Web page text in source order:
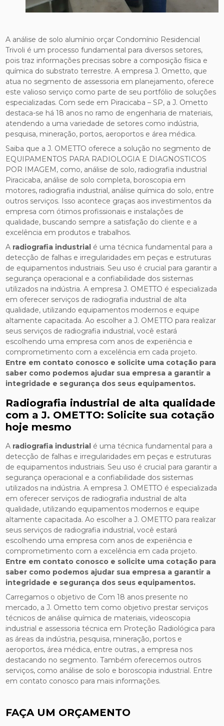
A análise de solo alumínio orçar Condomínio Residencial
Trivoli é um processo fundamental para diversos setores,
pois traz informações precisas sobre a composição física e
química do substrato terrestre. A empresa J. Ometto, que
atua no segmento de assessoria em planejamento, oferece
este valioso serviço como parte de seu portfólio de soluções
especializadas. Com sede em Piracicaba – SP, a J. Ometto
destaca-se há 18 anos no ramo de engenharia de materiais,
atendendo a uma variedade de setores como indústria,
pesquisa, mineração, portos, aeroportos e área médica.
Saiba que a J. OMETTO oferece a solução no segmento de
EQUIPAMENTOS PARA RADIOLOGIA E DIAGNOSTICOS
POR IMAGEM, como, análise de solo, radiografia industrial
Piracicaba, análise de solo completa, boroscopia em
motores, radiografia industrial, análise química do solo, entre
outros serviços. Isso acontece graças aos investimentos da
empresa com ótimos profissionais e instalações de
qualidade, buscando sempre a satisfação do cliente e a
excelência em produtos e trabalhos.
A radiografia industrial é uma técnica fundamental para a
detecção de falhas e irregularidades em peças e estruturas
de equipamentos industriais. Seu uso é crucial para garantir a
segurança operacional e a confiabilidade dos sistemas
utilizados na indústria. A empresa J. OMETTO é especializada
em oferecer serviços de radiografia industrial de alta
qualidade, utilizando equipamentos modernos e equipe
altamente capacitada. Ao escolher a J. OMETTO para realizar
seus serviços de radiografia industrial, você estará
escolhendo uma empresa com anos de experiência e
comprometimento com a excelência em cada projeto.
Entre em contato conosco e solicite uma cotação para
saber como podemos ajudar sua empresa a garantir a
integridade e segurança dos seus equipamentos.
Radiografia industrial de alta qualidade
com a J. OMETTO: Solicite sua cotação
hoje mesmo
A radiografia industrial é uma técnica fundamental para a
detecção de falhas e irregularidades em peças e estruturas
de equipamentos industriais. Seu uso é crucial para garantir a
segurança operacional e a confiabilidade dos sistemas
utilizados na indústria. A empresa J. OMETTO é especializada
em oferecer serviços de radiografia industrial de alta
qualidade, utilizando equipamentos modernos e equipe
altamente capacitada. Ao escolher a J. OMETTO para realizar
seus serviços de radiografia industrial, você estará
escolhendo uma empresa com anos de experiência e
comprometimento com a excelência em cada projeto.
Entre em contato conosco e solicite uma cotação para
saber como podemos ajudar sua empresa a garantir a
integridade e segurança dos seus equipamentos.
Carregamos o objetivo de Com 18 anos presente no
mercado, a J. Ometto tem como objetivo prestar serviços
técnicos de análise química de materiais, videoscopia
industrial e assessoria técnica em Proteção Radiológica para
as áreas da indústria, pesquisa, mineração, portos e
aeroportos, área médica, entre outras., a empresa nos
destacando no segmento. Também oferecemos outros
serviços, como análise de solo e boroscopia industrial. Entre
em contato conosco para mais informações.
FAÇA UM ORÇAMENTO